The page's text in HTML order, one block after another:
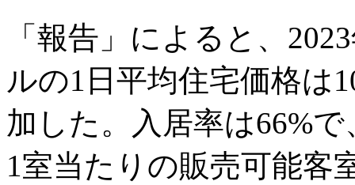
「報告」によると、
ルの1日平均住宅価格は
加した。入居率は66%
1室当たりの販売可能客